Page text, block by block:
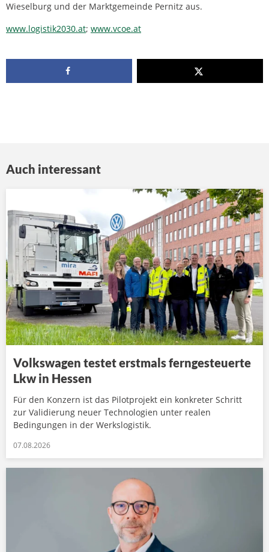
Wieselburg und der Marktgemeinde Pernitz aus.
www.logistik2030.at; www.vcoe.at
Auch interessant
Volkswagen testet erstmals ferngesteuerte
Lkw in Hessen
Für den Konzern ist das Pilotprojekt ein konkreter Schritt
zur Validierung neuer Technologien unter realen
Bedingungen in der Werkslogistik.
07.08.2026